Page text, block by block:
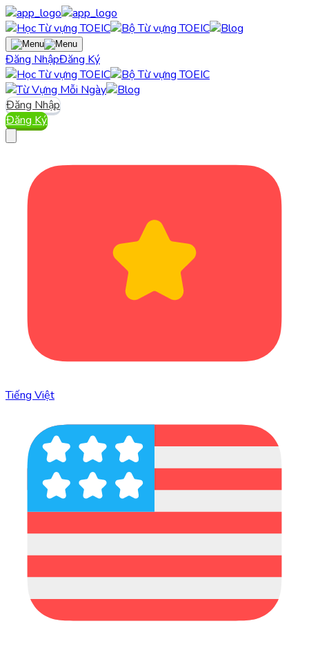
Đăng NhậpĐăng Ký
Đăng Nhập
Đăng Ký
Tiếng Việt